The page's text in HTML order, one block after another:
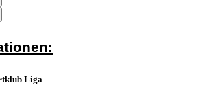
Liga